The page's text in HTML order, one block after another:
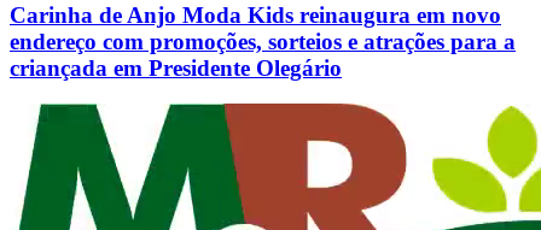
Carinha de Anjo Moda Kids reinaugura em novo
endereço com promoções, sorteios e atrações para a
criançada em Presidente Olegário